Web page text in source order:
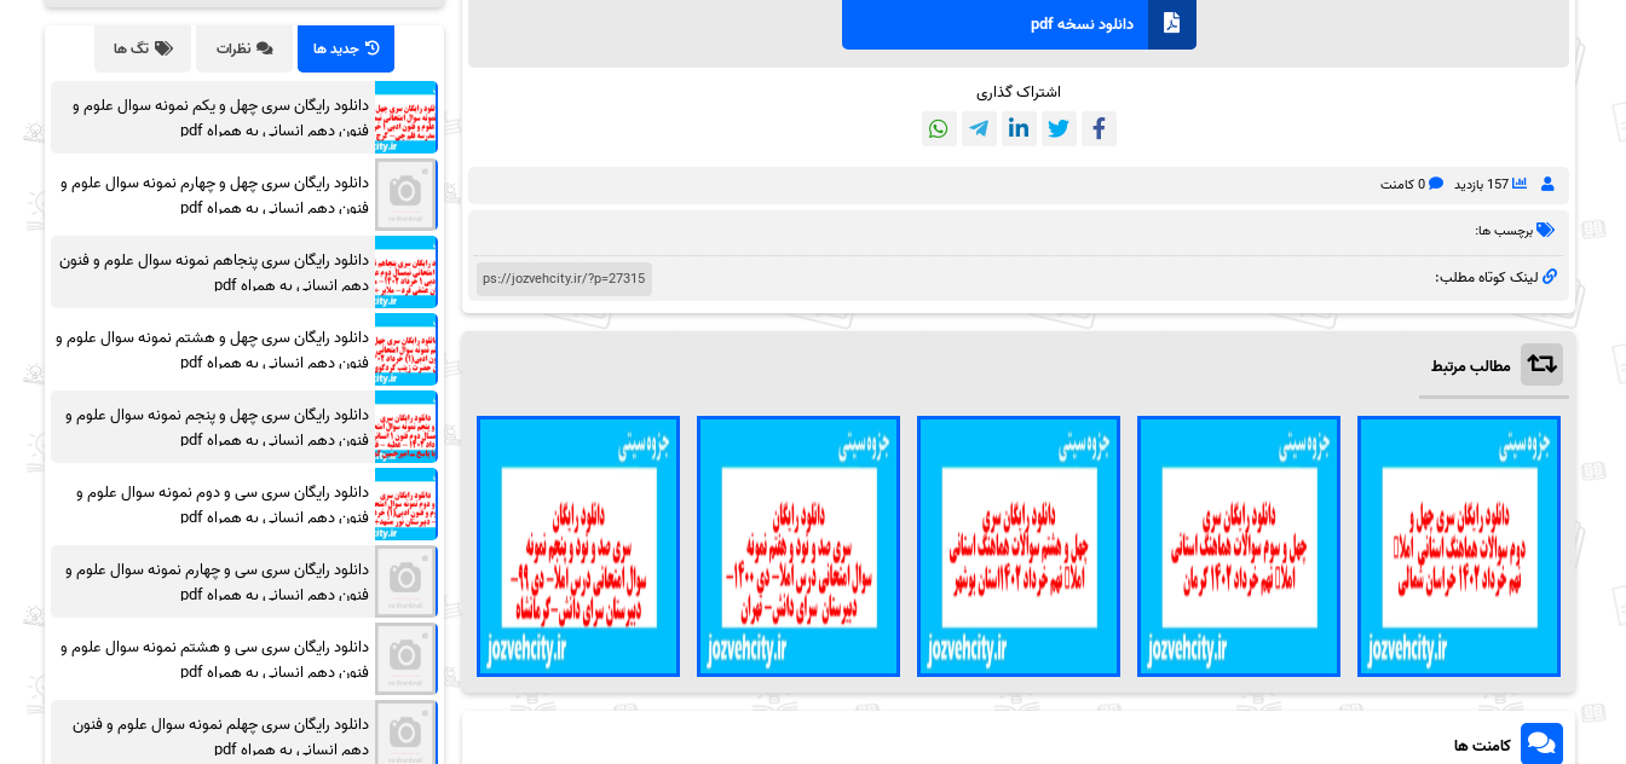
دانلود نسخه pdf
اشتراک گذاری
157 بازدید 0 کامنت
برچسب ها:
لینک کوتاه مطلب:
مطالب مرتبط
کامنت ها
جدید ها نظرات تگ ها
دانلود رایگان سری چهل و یکم نمونه سوال علوم و
فنون دهم انسانی به همراه pdf
دانلود رایگان سری چهل و چهارم نمونه سوال علوم و
فنون دهم انسانی به همراه pdf
دانلود رایگان سری پنجاهم نمونه سوال علوم و فنون
دهم انسانی به همراه pdf
دانلود رایگان سری چهل و هشتم نمونه سوال علوم و
فنون دهم انسانی به همراه pdf
دانلود رایگان سری چهل و پنجم نمونه سوال علوم و
فنون دهم انسانی به همراه pdf
دانلود رایگان سری سی و دوم نمونه سوال علوم و
فنون دهم انسانی به همراه pdf
دانلود رایگان سری سی و چهارم نمونه سوال علوم و
فنون دهم انسانی به همراه pdf
دانلود رایگان سری سی و هشتم نمونه سوال علوم و
فنون دهم انسانی به همراه pdf
دانلود رایگان سری چهلم نمونه سوال علوم و فنون
دهم انسانی به همراه pdf